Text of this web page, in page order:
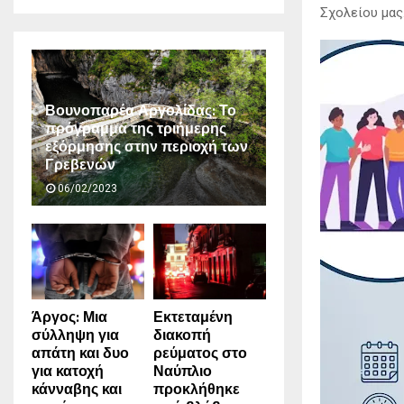
Σχολείου
Βουνοπαρέα Αργολίδας: Το
πρόγραμμα της τριήμερης
εξόρμησης στην περιοχή των
Γρεβενών
06/02/2023
Άργος: Μια
σύλληψη για
απάτη και δυο
για κατοχή
κάνναβης και
Εκτεταμένη
διακοπή
ρεύματος στο
Ναύπλιο
προκλήθηκε